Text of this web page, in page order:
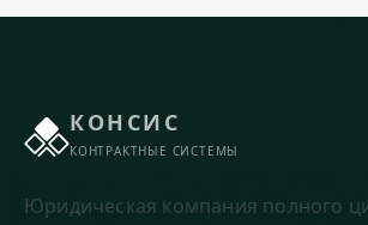
КОНСИС
КОНТРАКТНЫЕ СИСТЕМЫ
Юридическая компания полного